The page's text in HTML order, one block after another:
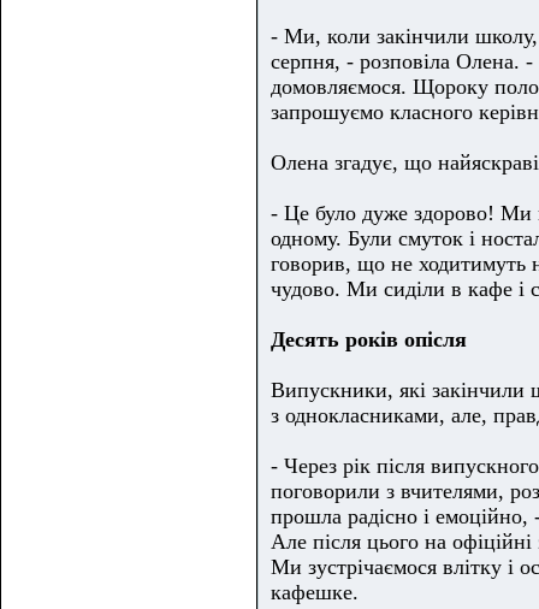
- Ми, коли закінчили школу,
серпня, - розповіла Олена. -
домовляємося. Щороку
запрошуємо класного
Олена згадує, що
- Це було дуже здорово! Ми
одному. Були смуток і
говорив, що не ходитимуть
чудово. Ми сиділи в кафе і
Десять років опісля
Випускники, які закінчили
з однокласниками, але,
- Через рік після
поговорили з вчителями,
прошла радісно і
Але після цього на
Ми зустрічаємося влітку і
кафешке.